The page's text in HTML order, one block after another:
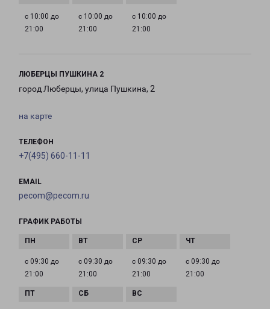
с 10:00 до
21:00
с 10:00 до
21:00
с 10:00 до
21:00
ЛЮБЕРЦЫ ПУШКИНА 2
город Люберцы, улица Пушкина, 2
на карте
ТЕЛЕФОН
+7(495) 660-11-11
EMAIL
pecom@pecom.ru
ГРАФИК РАБОТЫ
с 09:30 до
21:00
с 09:30 до
21:00
с 09:30 до
21:00
с 09:30 до
21:00